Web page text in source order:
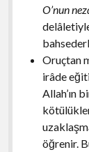
O’nun
Oruçtan
irâde
Allah’ın
öğrenir.